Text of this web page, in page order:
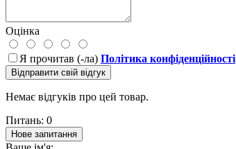
Оцінка
Я прочитав (-ла) Політика конфіденційності
Відправити свій відгук
Немає відгуків про цей товар.
Питань: 0
Нове запитання